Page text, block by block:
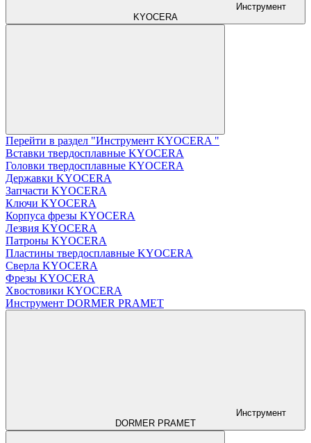
Инструмент
KYOCERA
Перейти в раздел "Инструмент KYOCERA "
Вставки твердосплавные KYOCERA
Головки твердосплавные KYOCERA
Державки KYOCERA
Запчасти KYOCERA
Ключи KYOCERA
Корпуса фрезы KYOCERA
Лезвия KYOCERA
Патроны KYOCERA
Пластины твердосплавные KYOCERA
Сверла KYOCERA
Фрезы KYOCERA
Хвостовики KYOCERA
Инструмент DORMER PRAMET
Инструмент
DORMER PRAMET